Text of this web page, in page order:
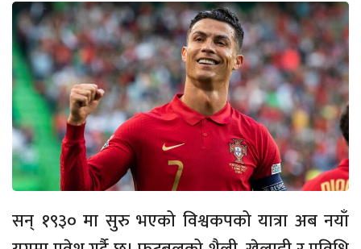
सन् १९३० मा सुरु भएको विश्वकपको यात्रा अब नयाँ